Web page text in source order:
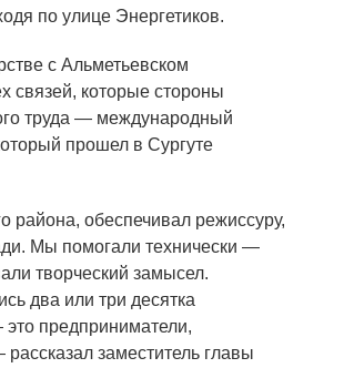
по улице Энергетиков.
с Альметьевском
связей, которые стороны
труда — международный
прошел в Сургуте
района, обеспечивал режиссуру,
Мы помогали технически —
творческий замысел.
два или три десятка
предприниматели,
заместитель главы